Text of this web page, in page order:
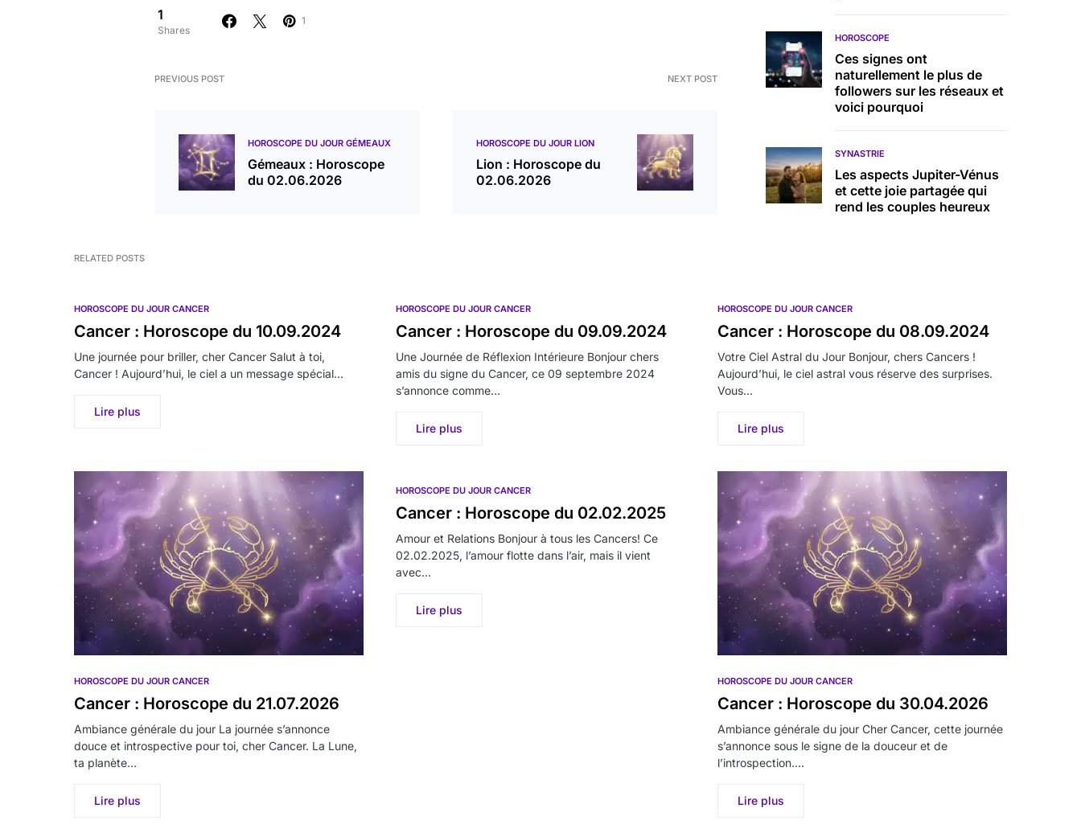
1
Shares
1
PREVIOUS POST
HOROSCOPE DU JOUR GÉMEAUX
Gémeaux : Horoscope
du 02.06.2026
NEXT POST
HOROSCOPE DU JOUR LION
Lion : Horoscope du
02.06.2026
HOROSCOPE
Ces signes ont
naturellement le plus de
followers sur les réseaux et
voici pourquoi
SYNASTRIE
Les aspects Jupiter-Vénus
et cette joie partagée qui
rend les couples heureux
RELATED POSTS
HOROSCOPE DU JOUR CANCER
Cancer : Horoscope du 10.09.2024
Une journée pour briller, cher Cancer Salut à toi,
Cancer ! Aujourd’hui, le ciel a un message spécial…
Lire plus
HOROSCOPE DU JOUR CANCER
Cancer : Horoscope du 09.09.2024
Une Journée de Réflexion Intérieure Bonjour chers
amis du signe du Cancer, ce 09 septembre 2024
s’annonce comme…
Lire plus
HOROSCOPE DU JOUR CANCER
Cancer : Horoscope du 08.09.2024
Votre Ciel Astral du Jour Bonjour, chers Cancers !
Aujourd’hui, le ciel astral vous réserve des surprises.
Vous…
Lire plus
HOROSCOPE DU JOUR CANCER
Cancer : Horoscope du 21.07.2026
Ambiance générale du jour La journée s’annonce
douce et introspective pour toi, cher Cancer. La Lune,
ta planète…
Lire plus
HOROSCOPE DU JOUR CANCER
Cancer : Horoscope du 02.02.2025
Amour et Relations Bonjour à tous les Cancers! Ce
02.02.2025, l’amour flotte dans l’air, mais il vient
avec…
Lire plus
HOROSCOPE DU JOUR CANCER
Cancer : Horoscope du 30.04.2026
Ambiance générale du jour Cher Cancer, cette journée
s’annonce sous le signe de la douceur et de
l’introspection.…
Lire plus